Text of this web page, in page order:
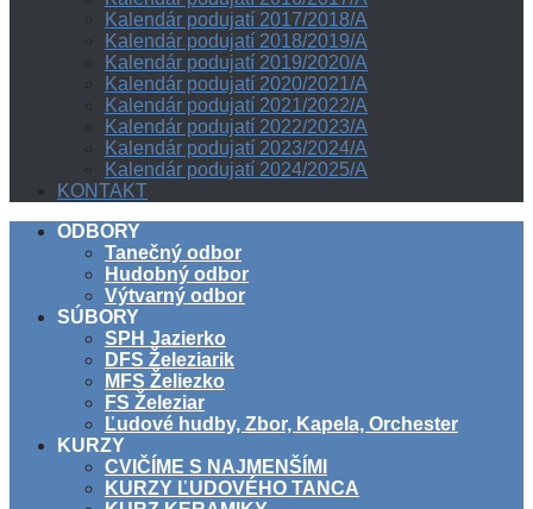
Kalendár podujatí 2017/2018/A
Kalendár podujatí 2018/2019/A
Kalendár podujatí 2019/2020/A
Kalendár podujatí 2020/2021/A
Kalendár podujatí 2021/2022/A
Kalendár podujatí 2022/2023/A
Kalendár podujatí 2023/2024/A
Kalendár podujatí 2024/2025/A
KONTAKT
ODBORY
Tanečný odbor
Hudobný odbor
Výtvarný odbor
SÚBORY
SPH Jazierko
DFS Železiarik
MFS Želiezko
FS Železiar
Ľudové hudby, Zbor, Kapela, Orchester
KURZY
CVIČÍME S NAJMENŠÍMI
KURZY ĽUDOVÉHO TANCA